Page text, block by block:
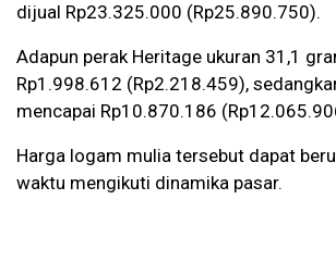
dijual Rp23.325.000 (Rp25.890.750).
Adapun perak Heritage ukuran 31,1
Rp1.998.612 (Rp2.218.459),
mencapai Rp10.870.186
Harga logam mulia tersebut dapat
waktu mengikuti dinamika pasar.